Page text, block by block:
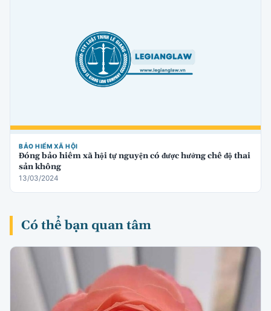
BẢO HIỂM XÃ HỘI
Đóng bảo hiểm xã hội tự nguyện có được hưởng chế độ thai
sản không
13/03/2024
Có thể bạn quan tâm